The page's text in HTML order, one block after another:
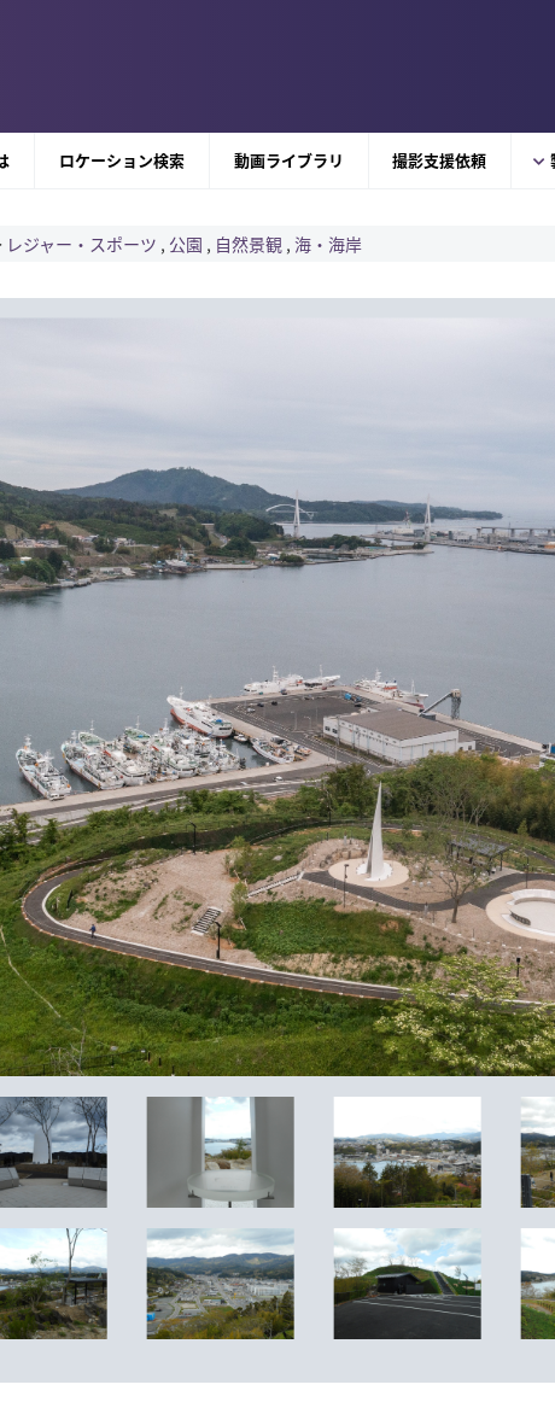
ロケーション検索 動画ライブラリ 撮影支援依頼
レジャー・スポーツ , 公園 , 自然景観 , 海・海岸